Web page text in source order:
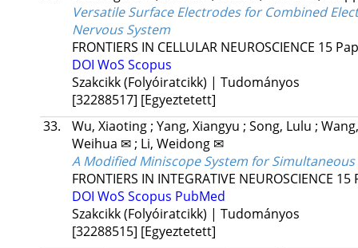
Versatile Surface Electrodes for Combined
Nervous System
FRONTIERS IN CELLULAR NEUROSCIENCE 15
DOI WoS Scopus
Szakcikk (Folyóiratcikk) | Tudományos
[32288517] [Egyeztetett]
33.
Wu, Xiaoting; Yang, Xiangyu ; Song, Lulu ;
Weihua ✉; Li, Weidong ✉
A Modified Miniscope System for
FRONTIERS IN INTEGRATIVE NEUROSCIENCE 15
DOI WoS Scopus PubMed
Szakcikk (Folyóiratcikk) | Tudományos
[32288515] [Egyeztetett]